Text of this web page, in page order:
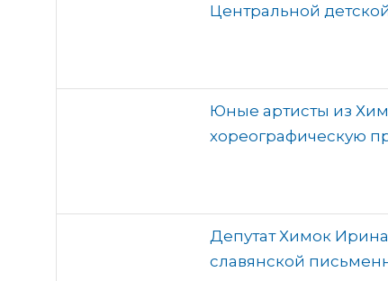
Центральной
Юные артисты из
хореографическую
Депутат Химок
славянской